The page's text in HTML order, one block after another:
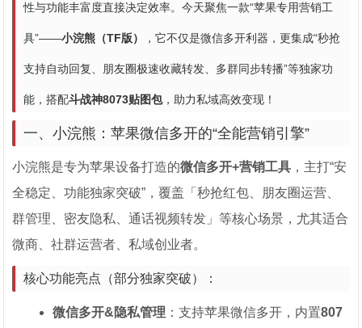
性与功能丰富度直接决定效率。今天聚焦一款“苹果专用营销工
具”——小浣熊（TF版） ，它不仅是微信多开利器，更集成“秒抢
支持自动回复、朋友圈极速收藏转发、多群同步转播”等独家功
能，搭配斗战神8073贴图包，助力私域高效变现！
一、小浣熊：苹果微信多开的“全能营销引擎”
小浣熊是专为苹果设备打造的微信多开+营销工具 ，主打“安
全稳定、功能独家突破”，覆盖「秒抢红包、朋友圈运营、
群管理、密友隐私、通话视频转发」等核心场景，尤其适合
微商、社群运营者、私域创业者。
核心功能亮点（部分独家突破）：
微信多开&隐私管理 ：支持苹果微信多开，内置807